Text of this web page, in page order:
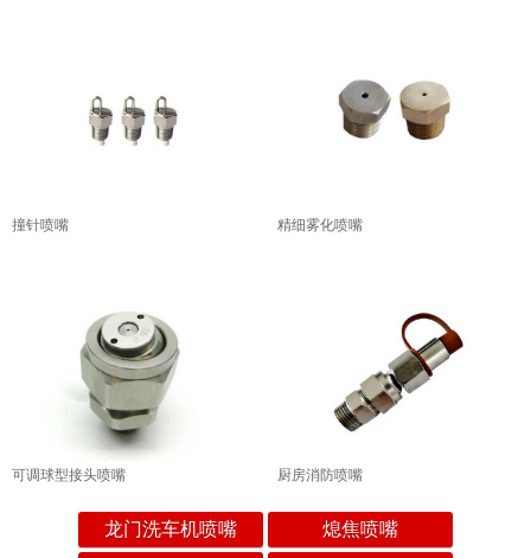
撞针喷嘴 精细雾化喷嘴
可调球型接头喷嘴 厨房消防喷嘴
龙门洗车机喷嘴
熄焦喷嘴